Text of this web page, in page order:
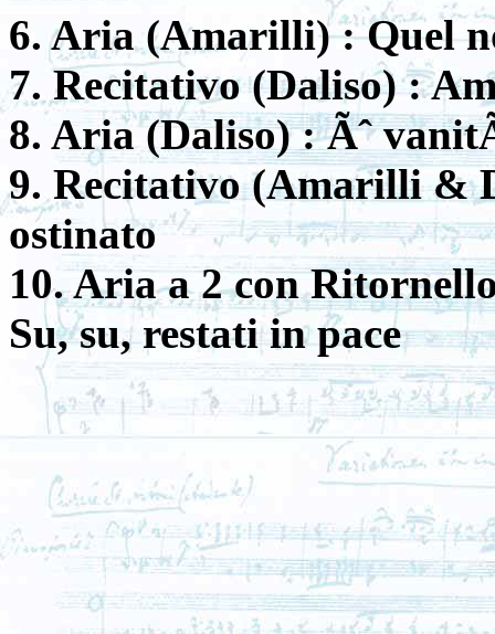
6. Aria (Amarilli) : Quel
7. Recitativo (Daliso) :
8. Aria (Daliso) : Ãˆ
9. Recitativo (Amarilli &
ostinato
10. Aria a 2 con
Su, su, restati in pace